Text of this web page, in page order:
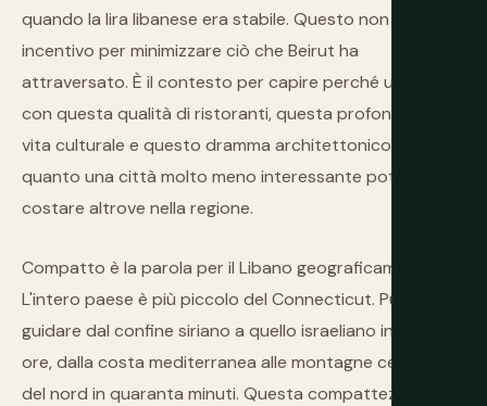
quando la lira libanese era stabile. Questo non è un
incentivo per minimizzare ciò che Beirut ha
attraversato. È il contesto per capire perché una città
con questa qualità di ristoranti, questa profondità di
vita culturale e questo dramma architettonico costi
quanto una città molto meno interessante potrebbe
costare altrove nella regione.
Compatto è la parola per il Libano geograficamente.
L'intero paese è più piccolo del Connecticut. Puoi
guidare dal confine siriano a quello israeliano in poche
ore, dalla costa mediterranea alle montagne cedrate
del nord in quaranta minuti. Questa compattezza è sia